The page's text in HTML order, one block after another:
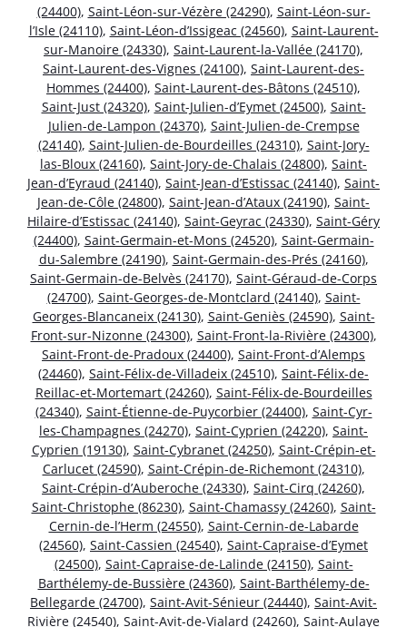
(24400), Saint-Léon-sur-Vézère (24290), Saint-Léon-sur-
l’Isle (24110), Saint-Léon-d’Issigeac (24560), Saint-Laurent-
sur-Manoire (24330), Saint-Laurent-la-Vallée (24170),
Saint-Laurent-des-Vignes (24100), Saint-Laurent-des-
Hommes (24400), Saint-Laurent-des-Bâtons (24510),
Saint-Just (24320), Saint-Julien-d’Eymet (24500), Saint-
Julien-de-Lampon (24370), Saint-Julien-de-Crempse
(24140), Saint-Julien-de-Bourdeilles (24310), Saint-Jory-
las-Bloux (24160), Saint-Jory-de-Chalais (24800), Saint-
Jean-d’Eyraud (24140), Saint-Jean-d’Estissac (24140), Saint-
Jean-de-Côle (24800), Saint-Jean-d’Ataux (24190), Saint-
Hilaire-d’Estissac (24140), Saint-Geyrac (24330), Saint-Géry
(24400), Saint-Germain-et-Mons (24520), Saint-Germain-
du-Salembre (24190), Saint-Germain-des-Prés (24160),
Saint-Germain-de-Belvès (24170), Saint-Géraud-de-Corps
(24700), Saint-Georges-de-Montclard (24140), Saint-
Georges-Blancaneix (24130), Saint-Geniès (24590), Saint-
Front-sur-Nizonne (24300), Saint-Front-la-Rivière (24300),
Saint-Front-de-Pradoux (24400), Saint-Front-d’Alemps
(24460), Saint-Félix-de-Villadeix (24510), Saint-Félix-de-
Reillac-et-Mortemart (24260), Saint-Félix-de-Bourdeilles
(24340), Saint-Étienne-de-Puycorbier (24400), Saint-Cyr-
les-Champagnes (24270), Saint-Cyprien (24220), Saint-
Cyprien (19130), Saint-Cybranet (24250), Saint-Crépin-et-
Carlucet (24590), Saint-Crépin-de-Richemont (24310),
Saint-Crépin-d’Auberoche (24330), Saint-Cirq (24260),
Saint-Christophe (86230), Saint-Chamassy (24260), Saint-
Cernin-de-l’Herm (24550), Saint-Cernin-de-Labarde
(24560), Saint-Cassien (24540), Saint-Capraise-d’Eymet
(24500), Saint-Capraise-de-Lalinde (24150), Saint-
Barthélemy-de-Bussière (24360), Saint-Barthélemy-de-
Bellegarde (24700), Saint-Avit-Sénieur (24440), Saint-Avit-
Rivière (24540), Saint-Avit-de-Vialard (24260), Saint-Aulaye